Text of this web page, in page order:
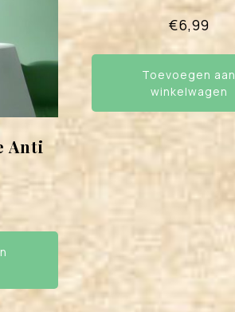
Anti
€6,99
Toevoegen aan
winkelwagen